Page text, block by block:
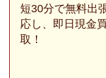
短30分で無料出
応し、即日現金
取！